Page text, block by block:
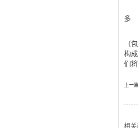
证
多
以
（
构
们
上一
相关